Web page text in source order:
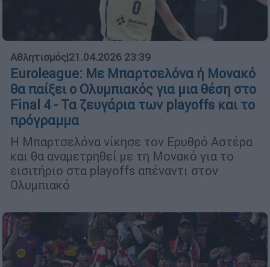
Αθλητισμός|21.04.2026 23:39
Euroleague: Με Μπαρτσελόνα ή Μονακό
θα παίξει ο Ολυμπιακός για μια θέση στο
Final 4 - Τα ζευγάρια των playoffs και το
πρόγραμμα
Η Μπαρτσελόνα νίκησε τον Ερυθρό Αστέρα
και θα αναμετρηθεί με τη Μονακό για το
εισιτήριο στα playoffs απέναντι στον
Ολυμπιακό